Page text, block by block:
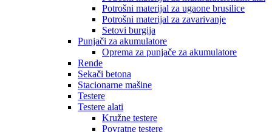
Potrošni materijal za ugaone brusilice
Potrošni materijal za zavarivanje
Setovi burgija
Punjači za akumulatore
Oprema za punjače za akumulatore
Rende
Sekači betona
Stacionarne mašine
Testere
Testere alati
Kružne testere
Povratne testere